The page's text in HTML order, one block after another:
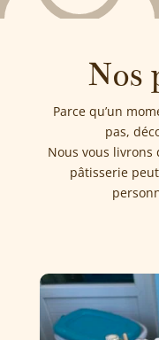
Nos
Parce qu’un
pas,
Nous vous livrons
pâtisserie